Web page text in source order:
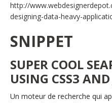
http://
designing-data-heavy-
SNIPPET
SUPER COOL
USING CSS3 AND
Un moteur de recherche qui